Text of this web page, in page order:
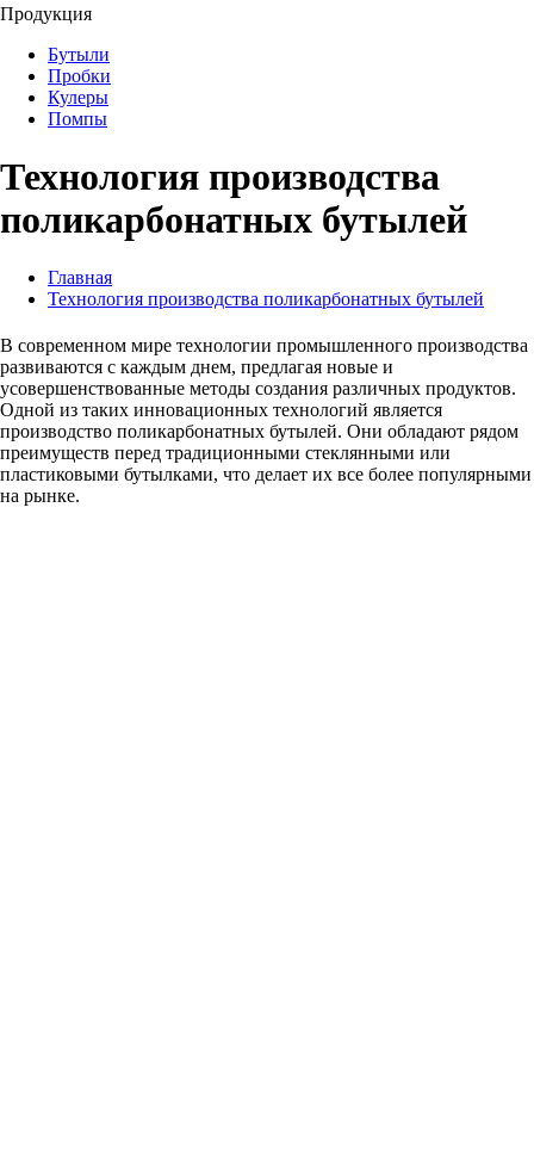
Продукция
Бутыли
Пробки
Кулеры
Помпы
Технология производства
поликарбонатных бутылей
Главная
Технология производства поликарбонатных бутылей
В современном мире технологии промышленного производства
развиваются с каждым днем, предлагая новые и
усовершенствованные методы создания различных продуктов.
Одной из таких инновационных технологий является
производство поликарбонатных бутылей. Они обладают рядом
преимуществ перед традиционными стеклянными или
пластиковыми бутылками, что делает их все более популярными
на рынке.